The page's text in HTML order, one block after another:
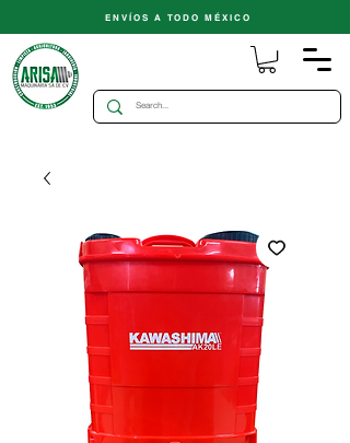
ENVÍOS A TODO MÉXICO